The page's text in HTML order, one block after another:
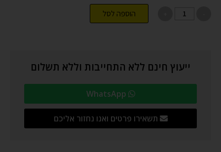
הוספה לסל
ייעוץ חינם ללא התחייבות וללא תשלום
תשאירו פרטים ואנו נחזור אליכם